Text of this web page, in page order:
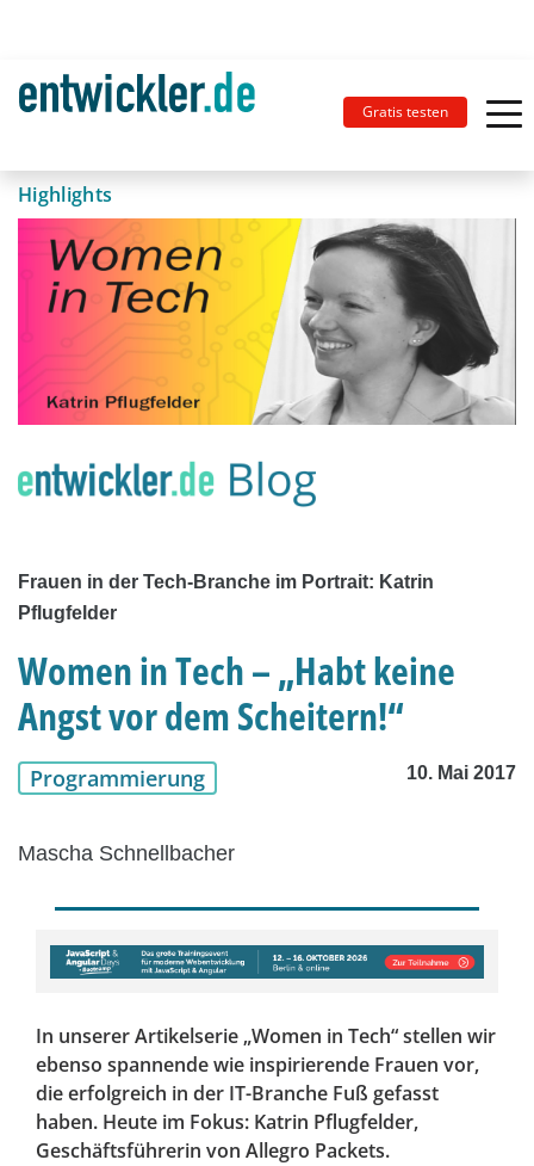
Gratis testen
Highlights
Frauen in der Tech-Branche im Portrait: Katrin
Pflugfelder
Women in Tech – „Habt keine
Angst vor dem Scheitern!“
Programmierung 10. Mai 2017
Mascha Schnellbacher
In unserer Artikelserie „Women in Tech“ stellen wir
ebenso spannende wie inspirierende Frauen vor,
die erfolgreich in der IT-Branche Fuß gefasst
haben. Heute im Fokus: Katrin Pflugfelder,
Geschäftsführerin von Allegro Packets.